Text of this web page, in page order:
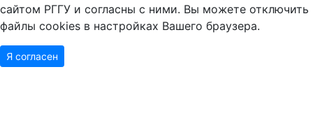
сайтом РГГУ и согласны с ними. Вы можете отключить
файлы cookies в настройках Вашего браузера.
Я согласен